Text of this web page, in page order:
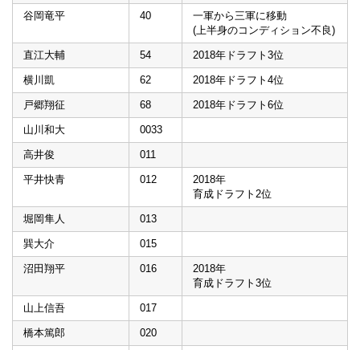
谷岡竜平 40
一軍から三軍に移動
(上半身のコンディション不良)
直江大輔 54 2018年ドラフト3位
横川凱 62 2018年ドラフト4位
戸郷翔征 68 2018年ドラフト6位
山川和大 0033
高井俊 011
平井快青 012
2018年
育成ドラフト2位
堀岡隼人 013
巽大介 015
沼田翔平 016
2018年
育成ドラフト3位
山上信吾 017
橋本篤郎 020